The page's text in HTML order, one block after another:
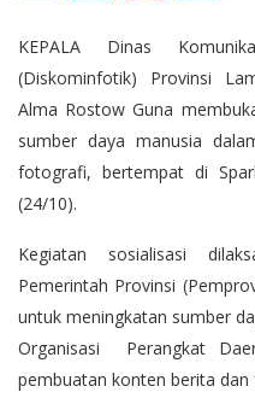
KEPALA Dinas
(Diskominfotik) Provinsi
Alma Rostow Guna
sumber daya manusia
fotografi, bertempat di
(24/10).
Kegiatan sosialisasi
Pemerintah Provinsi
untuk meningkatan sumber
Organisasi Perangkat
pembuatan konten berita